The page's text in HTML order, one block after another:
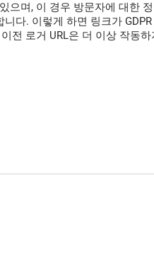
으며, 이 경우 방문자에 대한
다. 이렇게 하면 링크가
전 로거 URL은 더 이상 작동